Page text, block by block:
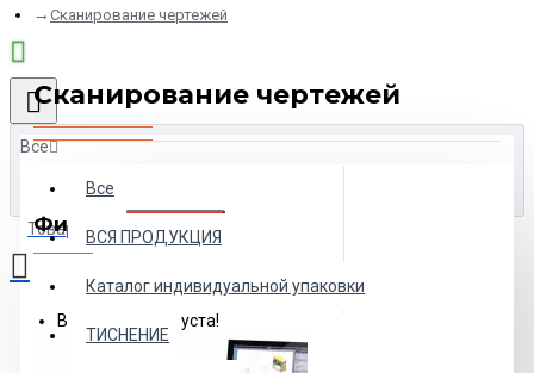
Все
Все
ВСЯ ПРОДУКЦИЯ
Каталог индивидуальной упаковки
ТИСНЕНИЕ
Товаров: 0 (0.00р.)
Ваша корзина пуста!
Сканирование чертежей
Сканирование чертежей
Фильтр Очистить